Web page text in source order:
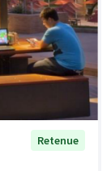
Retenue